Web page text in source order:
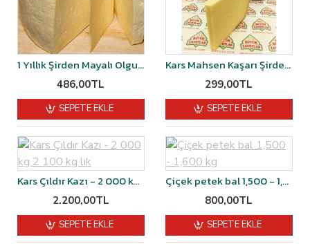
1 Yıllık Şirden Mayalı Olgunlaştırılmış Malakan Kaşar Peyniri 1 kg vakumlu
486,00TL
SEPETE EKLE
Kars Mahsen Kaşarı Şirden Mayalı 2 YILLIK 500 gr
299,00TL
SEPETE EKLE
Kars Çıldır Kazı - 2 000 kg 2 100 kg lık
2.200,00TL
SEPETE EKLE
Çiçek petek bal 1,500 - 1,600 kg
800,00TL
SEPETE EKLE